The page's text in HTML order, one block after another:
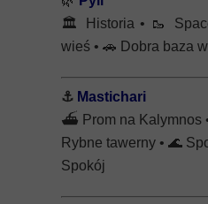
🏛️
Historia • 🥾
wieś • 🚗 Dobra baza
⚓ Mastichari
⛴️ Prom na Kalymnos
Rybne tawerny • 🌊
Spokój